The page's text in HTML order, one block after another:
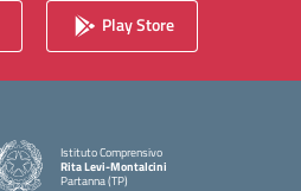
Play Store
Istituto Comprensivo
Rita Levi-Montalcini
Partanna (TP)